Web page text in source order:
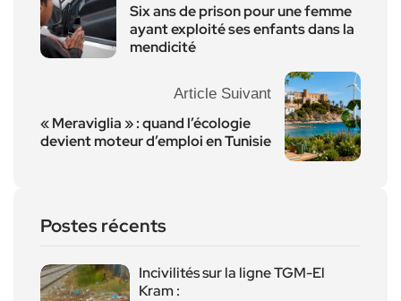
Six ans de prison pour une femme
ayant exploité ses enfants dans la
mendicité
Article Suivant
« Meraviglia » : quand l’écologie
devient moteur d’emploi en Tunisie
Postes récents
Incivilités sur la ligne TGM-El
Kram :